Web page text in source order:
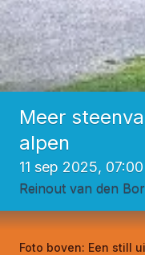
Meer
alpen
11 sep 2025, 07:00
Reinout van den
Foto boven: Een still